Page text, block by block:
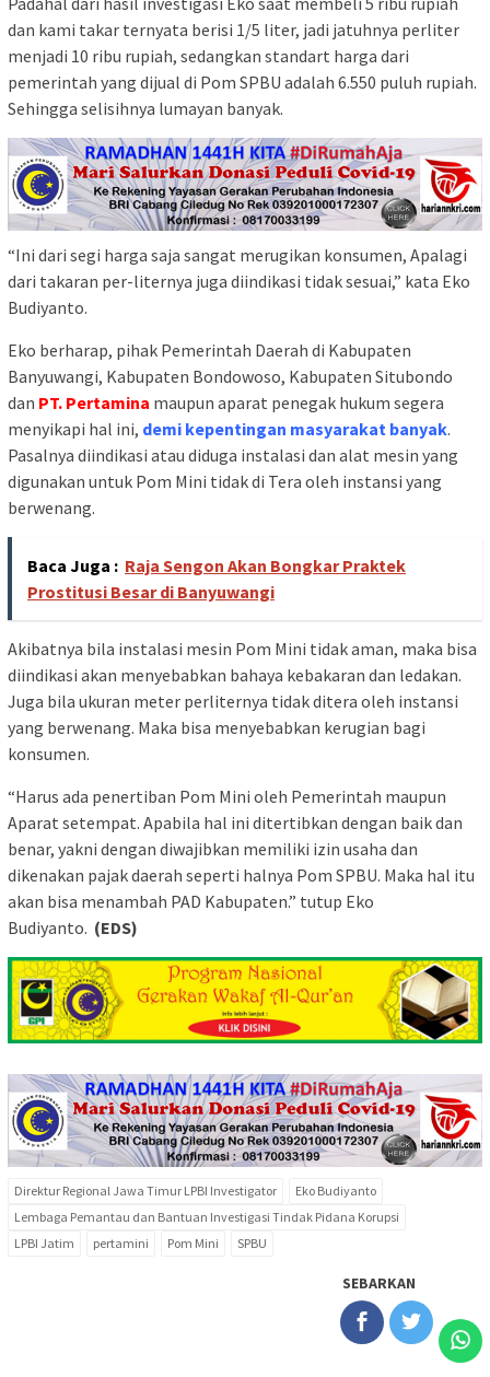
dan kami takar ternyata berisi 1/5 liter, jadi jatuhnya perliter
menjadi 10 ribu rupiah, sedangkan standart harga dari
pemerintah yang dijual di Pom SPBU adalah 6.550 puluh rupiah.
Sehingga selisihnya lumayan banyak.
“Ini dari segi harga saja sangat merugikan konsumen, Apalagi
dari takaran per-liternya juga diindikasi tidak sesuai,” kata Eko
Budiyanto.
Eko berharap, pihak Pemerintah Daerah di Kabupaten
Banyuwangi, Kabupaten Bondowoso, Kabupaten Situbondo
dan PT. Pertamina maupun aparat penegak hukum segera
menyikapi hal ini, demi kepentingan masyarakat banyak.
Pasalnya diindikasi atau diduga instalasi dan alat mesin yang
digunakan untuk Pom Mini tidak di Tera oleh instansi yang
berwenang.
Baca Juga : Raja Sengon Akan Bongkar Praktek
Prostitusi Besar di Banyuwangi
Akibatnya bila instalasi mesin Pom Mini tidak aman, maka bisa
diindikasi akan menyebabkan bahaya kebakaran dan ledakan.
Juga bila ukuran meter perliternya tidak ditera oleh instansi
yang berwenang. Maka bisa menyebabkan kerugian bagi
konsumen.
“Harus ada penertiban Pom Mini oleh Pemerintah maupun
Aparat setempat. Apabila hal ini ditertibkan dengan baik dan
benar, yakni dengan diwajibkan memiliki izin usaha dan
dikenakan pajak daerah seperti halnya Pom SPBU. Maka hal itu
akan bisa menambah PAD Kabupaten.” tutup Eko
Budiyanto. (EDS)
Direktur Regional Jawa Timur LPBI Investigator
Eko Budiyanto
Lembaga Pemantau dan Bantuan Investigasi Tindak Pidana Korupsi
LPBI Jatim
pertamini Pom Mini SPBU
SEBARKAN